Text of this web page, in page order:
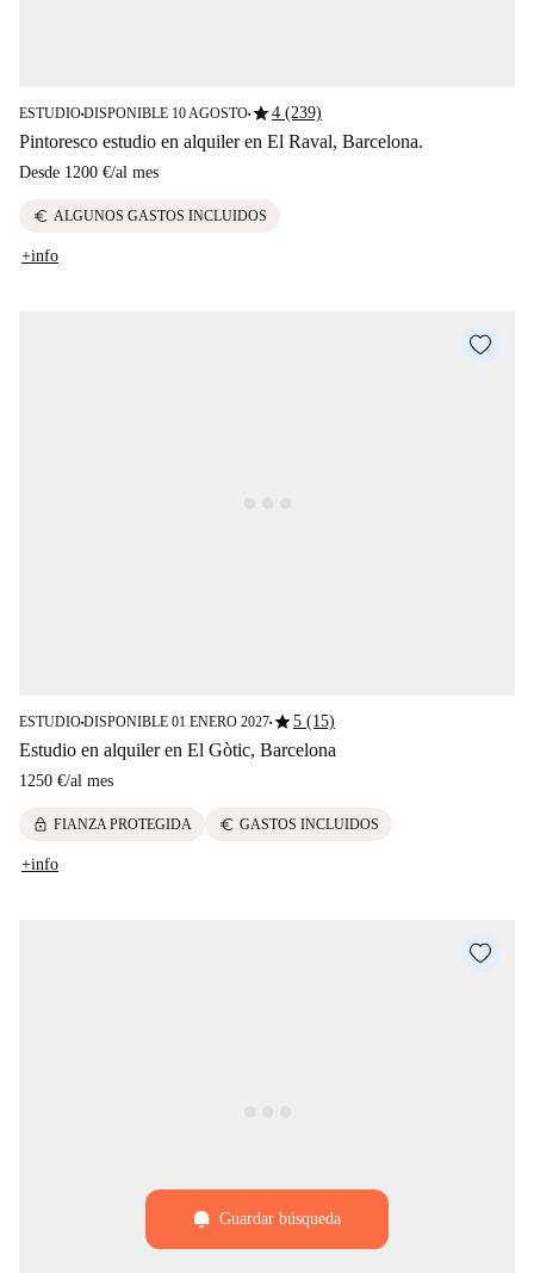
ESTUDIO■DISPONIBLE 10 AGOSTO■star4 (239)
Pintoresco estudio en alquiler en El Raval, Barcelona.
Desde 1200 €/al mes
euro ALGUNOS GASTOS INCLUIDOS
+info
ESTUDIO■DISPONIBLE 01 ENERO 2027■star5 (15)
Estudio en alquiler en El Gòtic, Barcelona
1250 €/al mes
lock FIANZA PROTEGIDA euro GASTOS INCLUIDOS
+info
Guardar búsqueda